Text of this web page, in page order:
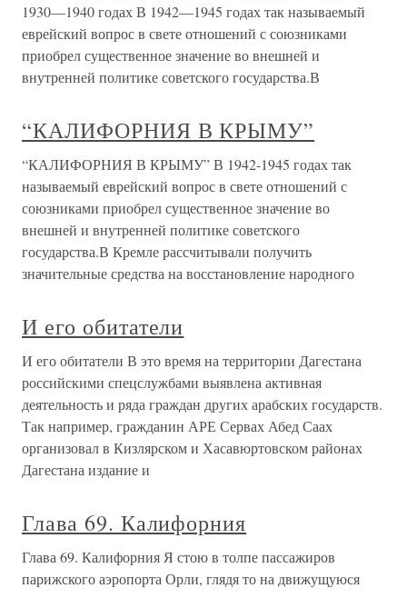
1930—1940 годах В 1942—1945 годах так называемый
еврейский вопрос в свете отношений с союзниками
приобрел существенное значение во внешней и
внутренней политике советского государства.В
“КАЛИФОРНИЯ В КРЫМУ”
“КАЛИФОРНИЯ В КРЫМУ” В 1942-1945 годах так
называемый еврейский вопрос в свете отношений с
союзниками приобрел существенное значение во
внешней и внутренней политике советского
государства.В Кремле рассчитывали получить
значительные средства на восстановление народного
И его обитатели
И его обитатели В это время на территории Дагестана
российскими спецслужбами выявлена активная
деятельность и ряда граждан других арабских государств.
Так например, гражданин АРЕ Сервах Абед Саах
организовал в Кизлярском и Хасавюртовском районах
Дагестана издание и
Глава 69. Калифорния
Глава 69. Калифорния Я стою в толпе пассажиров
парижского аэропорта Орли, глядя то на движущуюся